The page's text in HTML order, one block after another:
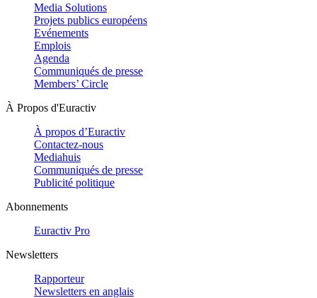
Media Solutions
Projets publics européens
Evénements
Emplois
Agenda
Communiqués de presse
Members’ Circle
À Propos d'Euractiv
À propos d’Euractiv
Contactez-nous
Mediahuis
Communiqués de presse
Publicité politique
Abonnements
Euractiv Pro
Newsletters
Rapporteur
Newsletters en anglais